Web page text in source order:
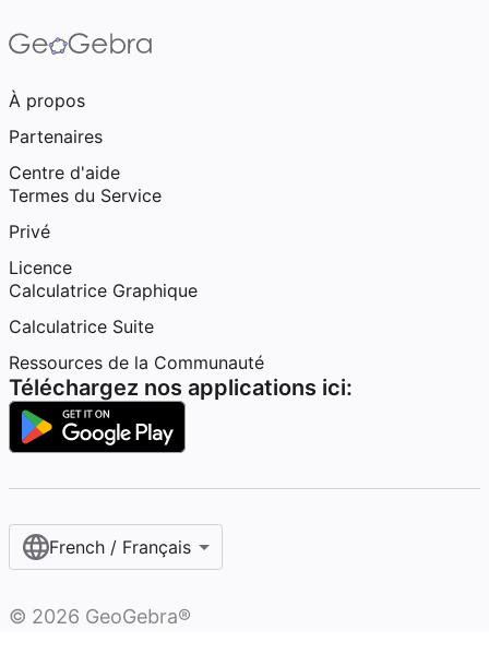
À propos
Partenaires
Centre d'aide
Termes du Service
Privé
Licence
Calculatrice Graphique
Calculatrice Suite
Ressources de la Communauté
Téléchargez nos applications ici:
French / Français‎
© 2026 GeoGebra®